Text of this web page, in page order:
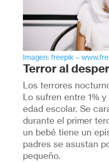
Imagen: freepik –
Terror al
Los terrores
Lo sufren entre 1%
edad escolar. Se
durante el primer
un bebé tiene un
padres se asustan
pequeño.